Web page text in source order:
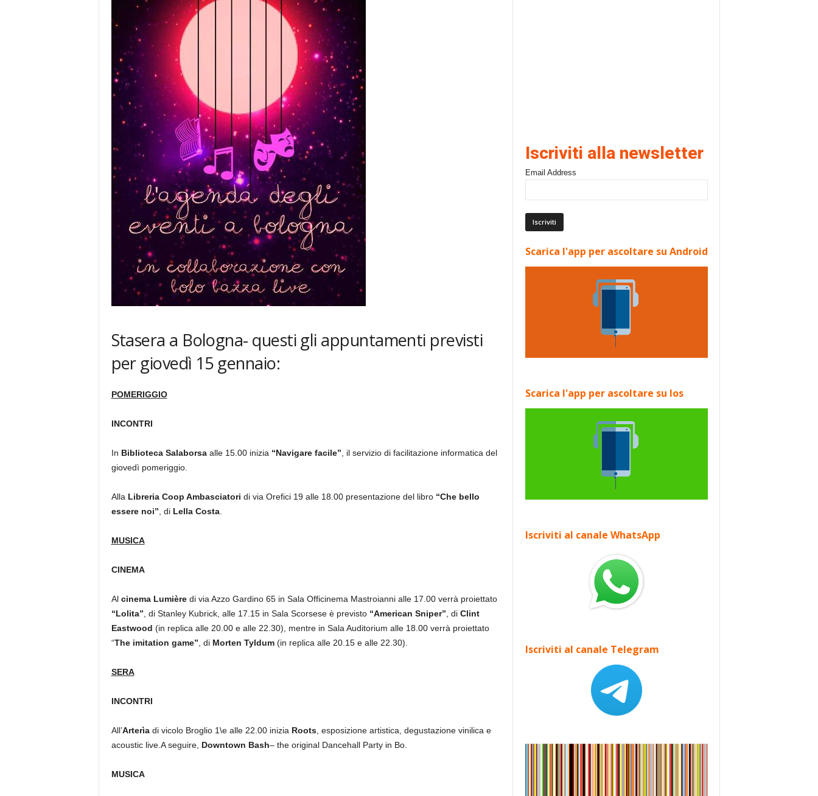
Stasera a Bologna- questi gli appuntamenti previsti
per giovedì 15 gennaio:
POMERIGGIO
INCONTRI
In Biblioteca Salaborsaalle 15.00 inizia “Navigare facile” , il servizio di facilitazione informatica del
giovedì pomeriggio.
Alla Libreria Coop Ambasciatori di via Orefici 19 alle 18.00 presentazione del libro“Che bello
essere noi” , di Lella Costa.
MUSICA
CINEMA
Al cinema Lumièredi via Azzo Gardino 65 in Sala Officinema Mastroianni alle 17.00 verrà proiettato
“Lolita” , di Stanley Kubrick, alle 17.15 in Sala Scorsese è previsto “American Sniper” , di Clint
Eastwood (in replica alle 20.00 e alle 22.30), mentre in Sala Auditorium alle 18.00 verrà proiettato
“The imitation game” , di Morten Tyldum(in replica alle 20.15 e alle 22.30).
SERA
INCONTRI
All’Arterìadi vicolo Broglio 1\e alle 22.00 inizia Roots, esposizione artistica, degustazione vinilica e
acoustic live.A seguire, Downtown Bash– the original Dancehall Party in Bo.
MUSICA
Iscriviti alla newsletter
Email Address
Scarica l'app per ascoltare su Android
Scarica l'app per ascoltare su Ios
Iscriviti al canale WhatsApp
Iscriviti al canale Telegram